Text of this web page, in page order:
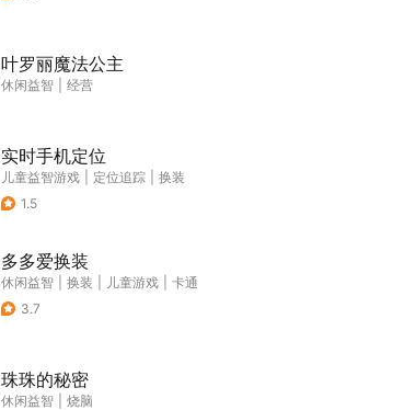
叶罗丽魔法公主
休闲益智 经营
实时手机定位
儿童益智游戏 定位追踪
换装
1.5
多多爱换装
休闲益智 换装 儿童游戏
卡通
3.7
珠珠的秘密
休闲益智 烧脑